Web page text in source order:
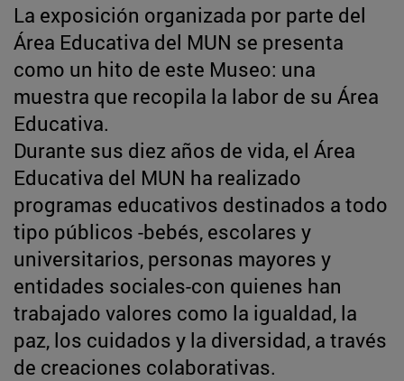
La exposición organizada por parte del
Área Educativa del MUN se presenta
como un hito de este Museo: una
muestra que recopila la labor de su Área
Educativa.
Durante sus diez años de vida, el Área
Educativa del MUN ha realizado
programas educativos destinados a todo
tipo públicos -bebés, escolares y
universitarios, personas mayores y
entidades sociales-con quienes han
trabajado valores como la igualdad, la
paz, los cuidados y la diversidad, a través
de creaciones colaborativas.